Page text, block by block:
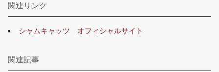
関連リンク
シャムキャッツ オフィシャルサイト
関連記事